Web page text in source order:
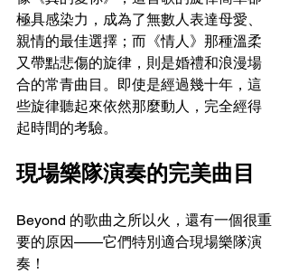
極具感染力，成為了無數人表達母愛、
親情的最佳選擇；而《情人》那種溫柔
又帶點悲傷的旋律，則是婚禮和浪漫場
合的常青曲目。即使是經過幾十年，這
些旋律聽起來依然那麼動人，完全經得
起時間的考驗。
現場樂隊演奏的完美曲目
Beyond 的歌曲之所以火，還有一個很重
要的原因——它們特別適合現場樂隊演
奏！